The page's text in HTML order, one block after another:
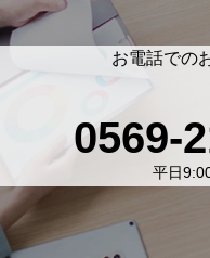
お電話での
0569-
平日